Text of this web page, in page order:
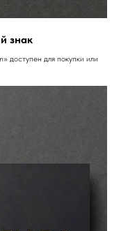
знак
доступен для покупки или